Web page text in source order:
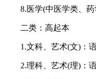
8.医学(中医学类、
二类：高起本
1.文科、艺术(文)：
2.理科、艺术(理)：